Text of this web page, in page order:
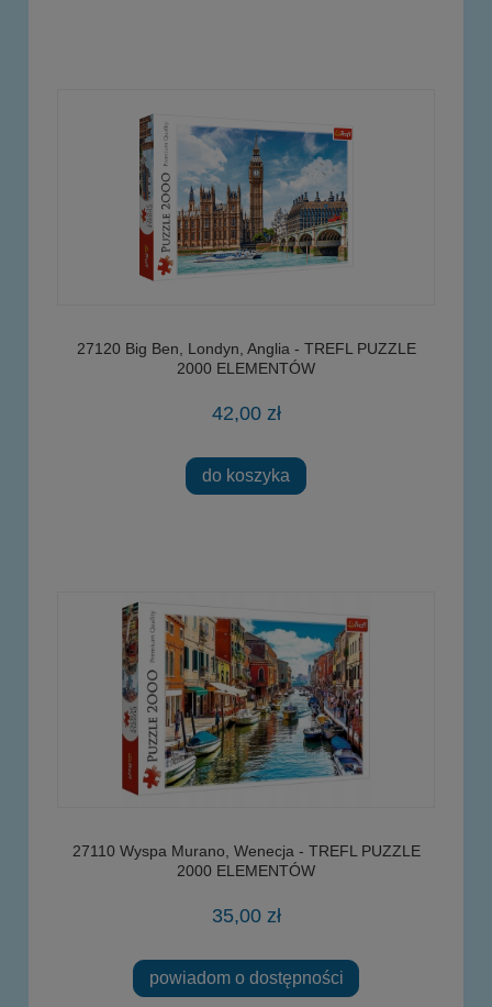
27120 Big Ben, Londyn, Anglia - TREFL PUZZLE
2000 ELEMENTÓW
42,00 zł
do koszyka
27110 Wyspa Murano, Wenecja - TREFL PUZZLE
2000 ELEMENTÓW
35,00 zł
powiadom o dostępności